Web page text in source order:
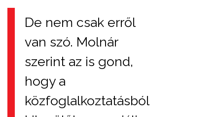
De nem csak erről
van szó. Molnár
szerint az is gond,
hogy a
közfoglalkoztatásból